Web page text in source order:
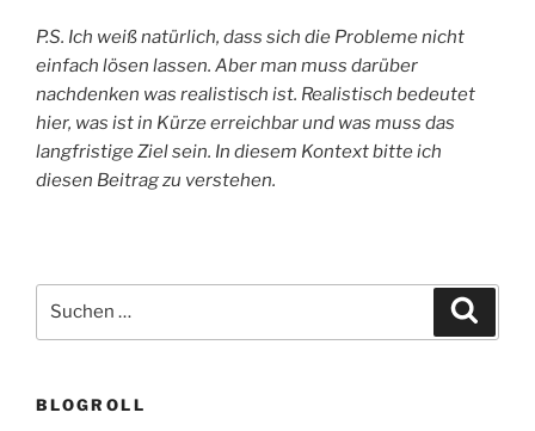
P.S. Ich weiß natürlich, dass sich die Probleme nicht
einfach lösen lassen. Aber man muss darüber
nachdenken was realistisch ist. Realistisch bedeutet
hier, was ist in Kürze erreichbar und was muss das
langfristige Ziel sein. In diesem Kontext bitte ich
diesen Beitrag zu verstehen.
nach:
BLOGROLL